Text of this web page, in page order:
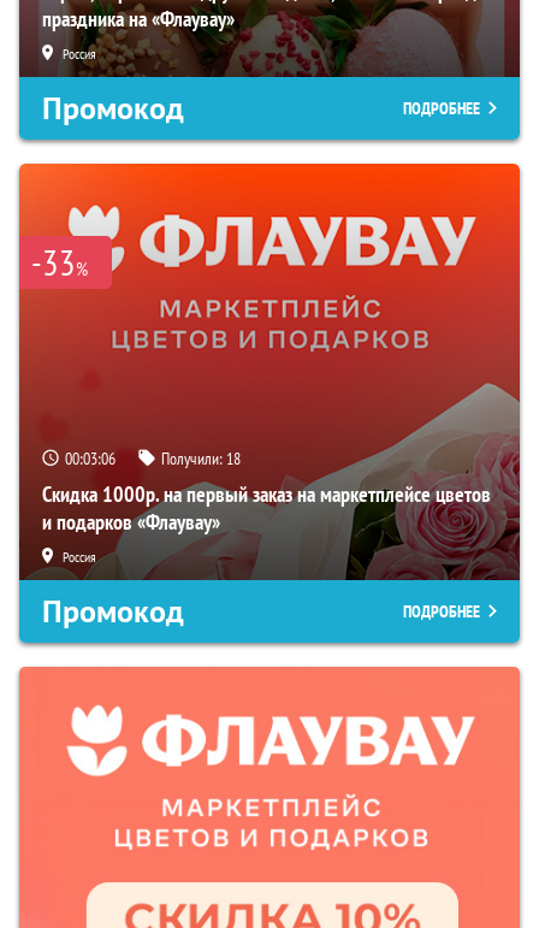
праздника на «Флаувау»
Россия
Промокод ПОДРОБНЕЕ
-33%
00:03:05 Получили: 18
Скидка 1000р. на первый заказ на маркетплейсе цветов
и подарков «Флаувау»
Россия
Промокод ПОДРОБНЕЕ